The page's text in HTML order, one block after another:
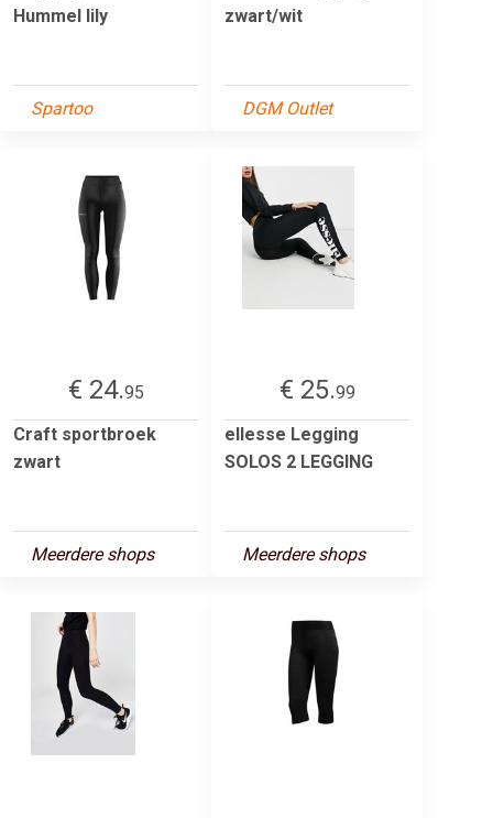
Hummel lily
Spartoo
zwart/wit
DGM Outlet
€ 24.95
Craft sportbroek
zwart
Meerdere shops
€ 25.99
ellesse Legging
SOLOS 2 LEGGING
Meerdere shops